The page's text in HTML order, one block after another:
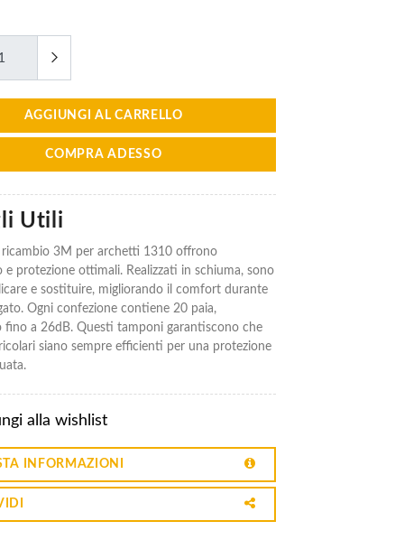
AGGIUNGI AL CARRELLO
COMPRA ADESSO
Utili
ricambio 3M per archetti 1310 offrono
e protezione ottimali. Realizzati in schiuma, sono
e sostituire, migliorando il comfort durante
Ogni confezione contiene 20 paia,
fino a 26dB. Questi tamponi garantiscono che
siano sempre efficienti per una protezione
alla wishlist
INFORMAZIONI